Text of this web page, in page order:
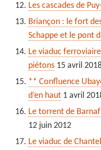
Les cascades de
Briançon : le fort
Schappe et le pont
Le viaduc
piétons 15 avril
** Confluence
d’en haut 1 avril
Le torrent de
12 juin 2012
Le viaduc de